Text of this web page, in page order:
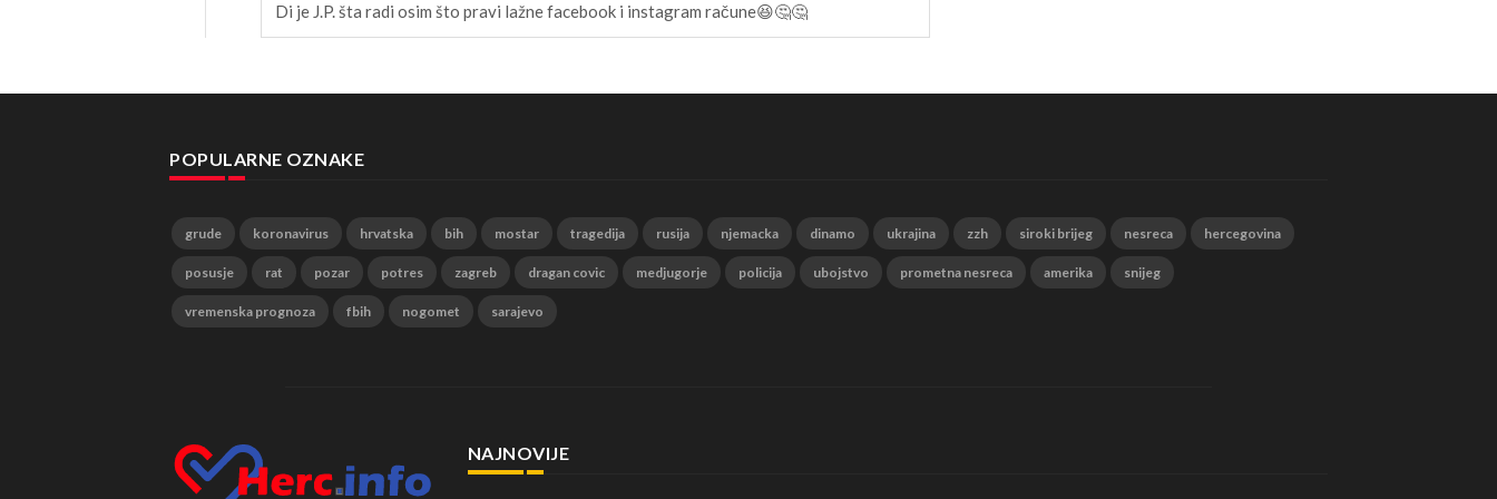
Di je J.P. šta radi osim što pravi lažne facebook i instagram račune😆🤔🤔
POPULARNE OZNAKE
grude koronavirus hrvatska bih mostar tragedija rusija njemacka dinamo ukrajina zzh siroki brijeg nesreca hercegovina
posusje rat pozar potres zagreb dragan covic medjugorje policija ubojstvo prometna nesreca amerika snijeg
vremenska prognoza fbih nogomet sarajevo
NAJNOVIJE